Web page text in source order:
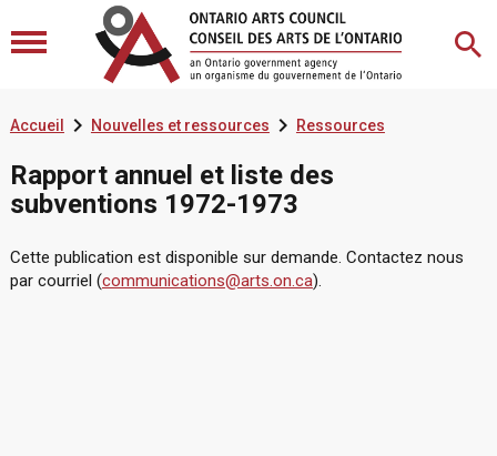
Accueil  Nouvelles et ressources Ressources
Rapport annuel et liste des
subventions 1972-1973
Cette publication est disponible sur demande. Contactez nous
par courriel (communications@arts.on.ca).